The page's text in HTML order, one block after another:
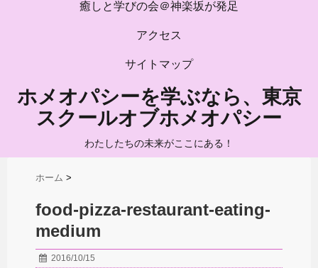
癒しと学びの会＠神楽坂が発足
アクセス
サイトマップ
ホメオパシーを学ぶなら、東京
スクールオブホメオパシー
わたしたちの未来がここにある！
ホーム >
food-pizza-restaurant-eating-
medium
2016/10/15